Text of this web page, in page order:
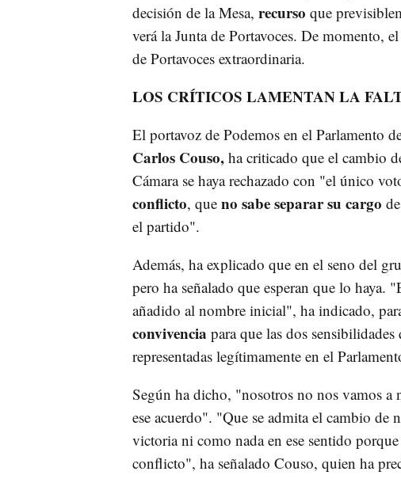
decisión de la Mesa, recurso que
verá la Junta de Portavoces. De momento,
de Portavoces extraordinaria.
LOS CRÍTICOS LAMENTAN LA
El portavoz de Podemos en el Parlamento
Carlos Couso,ha criticado que el cambio
Cámara se haya rechazado con "el único
conflicto, queno sabe separar su cargo
el partido".
Además, ha explicado que en el seno del
pero ha señalado que esperan que lo haya.
añadido al nombre inicial", ha indicado,
convivencia para que las dos
representadas legítimamente en el
Según ha dicho, "nosotros no nos vamos a
ese acuerdo". "Que se admita el cambio
victoria ni como nada en ese sentido
conflicto", ha señalado Couso, quien ha